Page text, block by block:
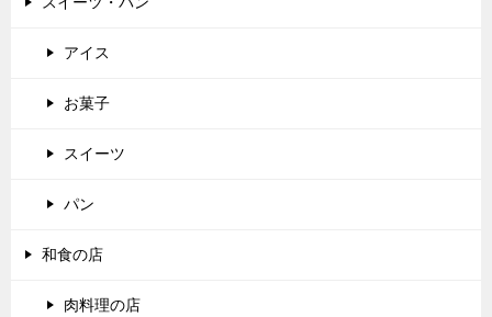
アイス
お菓子
スイーツ
パン
和食の店
肉料理の店